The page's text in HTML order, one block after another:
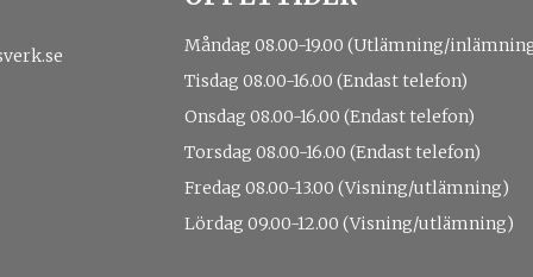
Måndag 08.00-19.00 (Utlämning/
Tisdag 08.00-16.00 (Endast telefon)
Onsdag 08.00-16.00 (Endast telefon)
Torsdag 08.00-16.00 (Endast telefon)
Fredag 08.00-13.00 (Visning/utlämning)
Lördag 09.00-12.00 (Visning/utlämning)